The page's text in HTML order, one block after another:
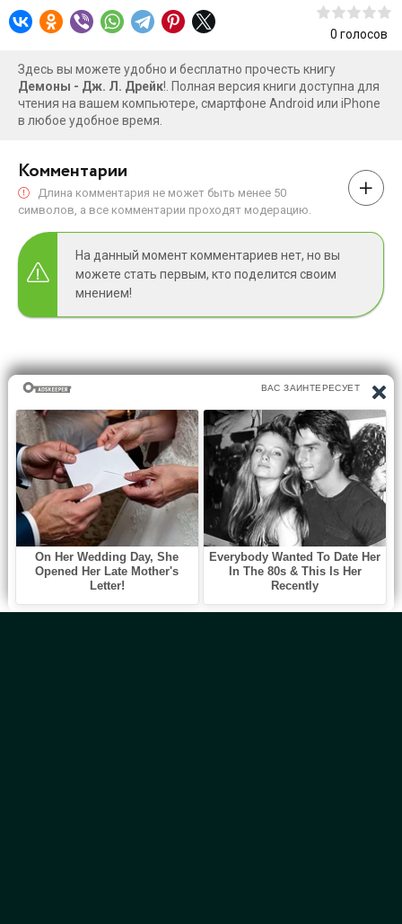
0 голосов
Здесь вы можете удобно и бесплатно прочесть книгу
Демоны - Дж. Л. Дрейк!. Полная версия книги доступна для
чтения на вашем компьютере, смартфоне Android или iPhone
в любое удобное время.
Комментарии
Длина комментария не может быть менее 50
символов, а все комментарии проходят модерацию.
На данный момент комментариев нет, но вы
можете стать первым, кто поделится своим
мнением!